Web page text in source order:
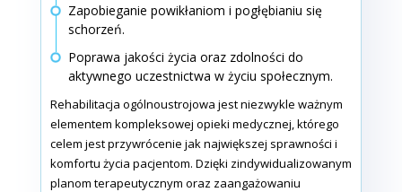
Zapobieganie powikłaniom i pogłębianiu się
schorzeń.
Poprawa jakości życia oraz zdolności do
aktywnego uczestnictwa w życiu społecznym.
Rehabilitacja ogólnoustrojowa jest niezwykle ważnym
elementem kompleksowej opieki medycznej, którego
celem jest przywrócenie jak największej sprawności i
komfortu życia pacjentom. Dzięki zindywidualizowanym
planom terapeutycznym oraz zaangażowaniu